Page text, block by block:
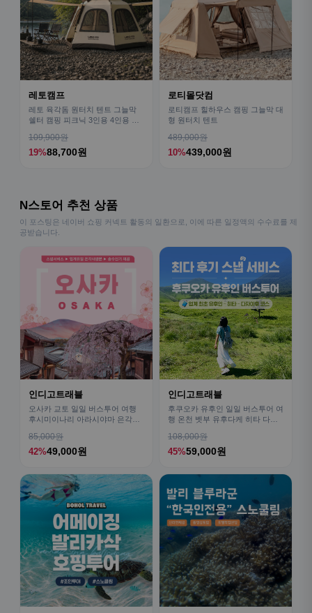
레토캠프
레토 육각돔 원터치 텐트 그늘막
쉘터 캠핑 피크닉 3인용 4인용 패
109,900원
19%88,700원
로티몰닷컴
로티캠프 힐하우스 캠핑 그늘막 대
형 원터치 텐트
489,000원
10%439,000원
N스토어 추천 상품
이 포스팅은 네이버 쇼핑 커넥트 활동의 일환으로, 이에 따른 일정액의 수수료를 제
공받습니다.
인디고트래블
오사카 교토 일일 버스투어 여행
후시미이나리 아라시야마 은각사
85,000원
42%49,000원
인디고트래블
후쿠오카 유후인 일일 버스투어 여
행 온천 벳부 유후다케 히타 다자
108,000원
45%59,000원